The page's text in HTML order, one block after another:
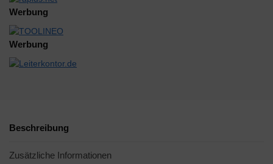
Werbung
Werbung
Beschreibung
Zusätzliche Informationen